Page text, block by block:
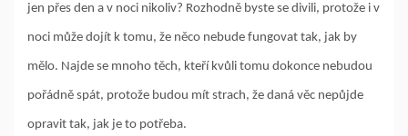
jen přes den a v noci nikoliv? Rozhodně byste se divili, protože i v
noci může dojít k tomu, že něco nebude fungovat tak, jak by
mělo. Najde se mnoho těch, kteří kvůli tomu dokonce nebudou
pořádně spát, protože budou mít strach, že daná věc nepůjde
opravit tak, jak je to potřeba.